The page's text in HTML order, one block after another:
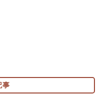
事